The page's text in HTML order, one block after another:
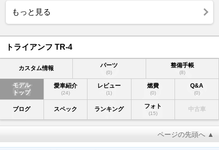
もっと見る
トライアンフ TR-4
カスタム情報 パーツ
(0)
整備手帳
(8)
モデル
トップ
愛車紹介
(24)
レビュー
(1)
燃費
(0)
Q&A
(0)
ブログ スペック ランキング フォト
(15)
中古車
ページの先頭へ ▲